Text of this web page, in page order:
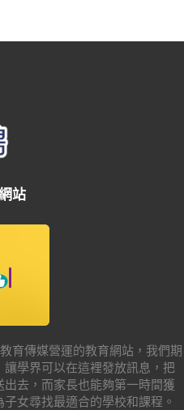
站
育傳媒營運的教育網站，我們期
學界可以在這裡發放訊息，把
去，而家長也能夠第一時間獲
女尋找最適合的學校和課程。